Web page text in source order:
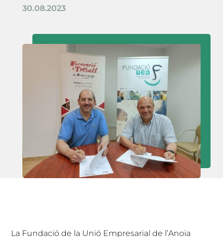
30.08.2023
La Fundació de la Unió Empresarial de l’Anoia